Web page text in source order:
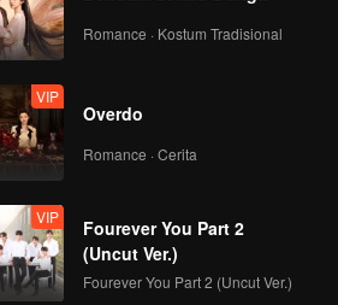
VIP VIP
VIP
VIP
142
Romance · Kostum Tradisional
VIP
Overdo
Romance · Cerita
VIP
Fourever You Part 2
(Uncut Ver.)
Fourever You Part 2 (Uncut Ver.)